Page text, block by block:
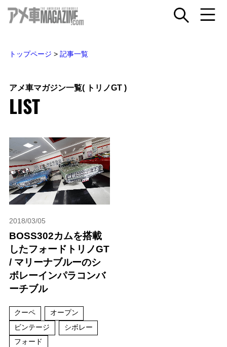
トップページ > 記事一覧
アメ車マガジン一覧( トリノGT )
LIST
2018/03/05
BOSS302カムを搭載
したフォードトリノGT
/ マリーナブルーのシ
ボレーインパラコンバ
ーチブル
クーペ
オープン
ビンテージ
シボレー
フォード